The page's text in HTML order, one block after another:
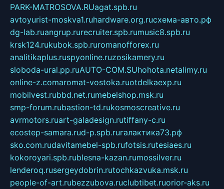
PARK-MATROSOVA.RUagat.spb.ru
avtoyurist-moskva1.ruhardware.org.ruсхема-авто.рф
dg-lab.ruangrup.rurecruiter.spb.rumusic8.spb.ru
krsk124.rukubok.spb.ruromanofforex.ru
analitikaplus.ruspyonline.ruzosikamery.ru
sloboda-ural.pp.ruAUTO-COM.SUhohota.netalimy.ru
online-z.comaromat-vostoka.ruotdelkaexp.ru
mobilvest.rubbd.net.rumebelshop.msk.ru
smp-forum.rubastion-td.rukosmoscreative.ru
avrmotors.ruart-galadesign.rutiffany-c.ru
ecostep-samara.rud-p.spb.ruгалактика73.рф
sko.com.rudavitamebel-spb.rufotsis.rutesiaes.ru
kokoroyari.spb.rublesna-kazan.rumossilver.ru
lenderoq.rusergeydobrin.rutochkazvuka.msk.ru
people-of-art.rubezzubova.ruclubtibet.ruorior-aks.ru